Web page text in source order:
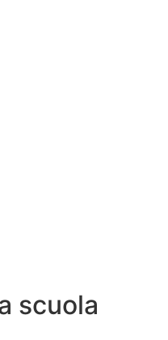
scuola